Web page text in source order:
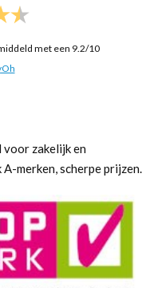
met een 9.2/10
zakelijk en
merken, scherpe prijzen.